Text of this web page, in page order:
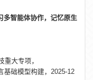
多智能体协作，记忆原生
大专项，
基础模型构建，2025-12